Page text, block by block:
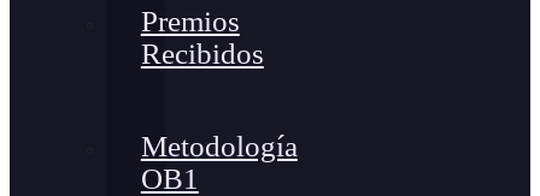
Premios
Recibidos
Metodología
OB1